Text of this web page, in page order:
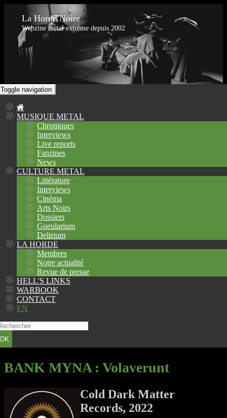
La Horde Noire
Webzine metal extrême depuis 2002
Toggle navigation
MUSIQUE METAL
Chroniques
Interviews
Live reports
Fanzines
News
CULTURE METAL
Littérature
Interviews
Cinéma
Arts Noirs
Dossiers
Gueularium
Delirium
LA HORDE
Membres
Notre actualité
Revue de presse
HELL'S LINKS
WARBOOK
CONTACT
EN
OK
BANK MYNA: Volaverunt
Cold Dark Matter
Records, 2022